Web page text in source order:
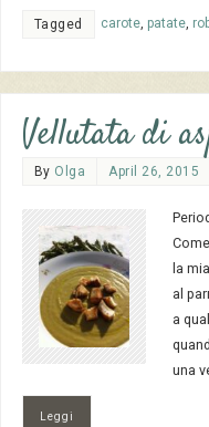
Tagged carote, patate,
Vellutata di
By Olga April 26, 2015
la
al
a
una
Leggi